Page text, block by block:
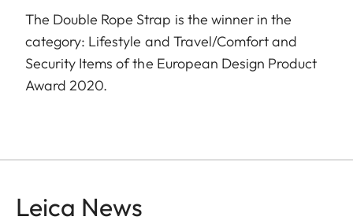
The Double Rope Strap is the winner in the
category: Lifestyle and Travel/Comfort and
Security Items of the European Design Product
Award 2020.
Leica News